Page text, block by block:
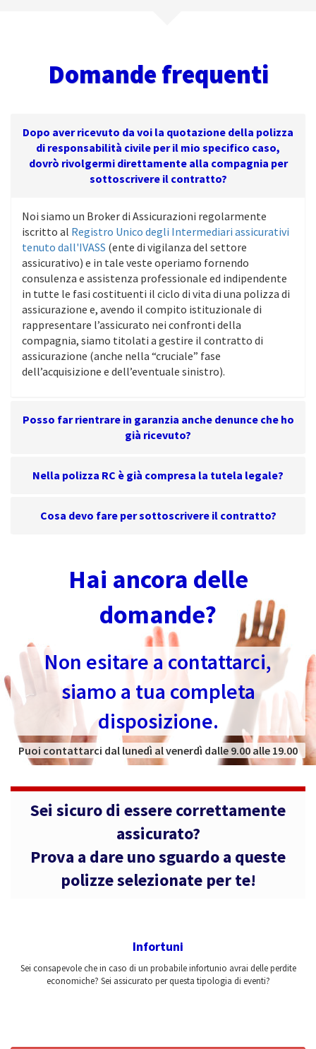
Domande frequenti
Dopo aver ricevuto da voi la quotazione della polizza
di responsabilità civile per il mio specifico caso,
dovrò rivolgermi direttamente alla compagnia per
sottoscrivere il contratto?
Noi siamo un Broker di Assicurazioni regolarmente
iscritto al Registro Unico degli Intermediari assicurativi
tenuto dall'IVASS (ente di vigilanza del settore
assicurativo) e in tale veste operiamo fornendo
consulenza e assistenza professionale ed indipendente
in tutte le fasi costituenti il ciclo di vita di una polizza di
assicurazione e, avendo il compito istituzionale di
rappresentare l’assicurato nei confronti della
compagnia, siamo titolati a gestire il contratto di
assicurazione (anche nella “cruciale” fase
dell’acquisizione e dell’eventuale sinistro).
Posso far rientrare in garanzia anche denunce che ho
già ricevuto?
Nella polizza RC è già compresa la tutela legale?
Cosa devo fare per sottoscrivere il contratto?
Hai ancora delle
domande?
Non esitare a contattarci,
siamo a tua completa
disposizione.
Puoi contattarci dal lunedì al venerdì dalle 9.00 alle 19.00
Sei sicuro di essere correttamente
assicurato?
Prova a dare uno sguardo a queste
polizze selezionate per te!
Infortuni
Sei consapevole che in caso di un probabile infortunio avrai delle perdite
economiche? Sei assicurato per questa tipologia di eventi?